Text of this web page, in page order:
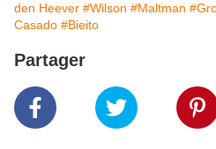
den Heever #Wilson #Maltman
Casado #Bieito
Partager